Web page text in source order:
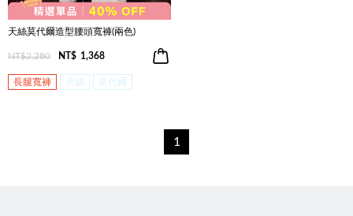
天絲莫代爾造型腰頭寬褲(兩色)
NT$2,280 NT$ 1,368
長腿寬褲 天絲 莫代爾
1